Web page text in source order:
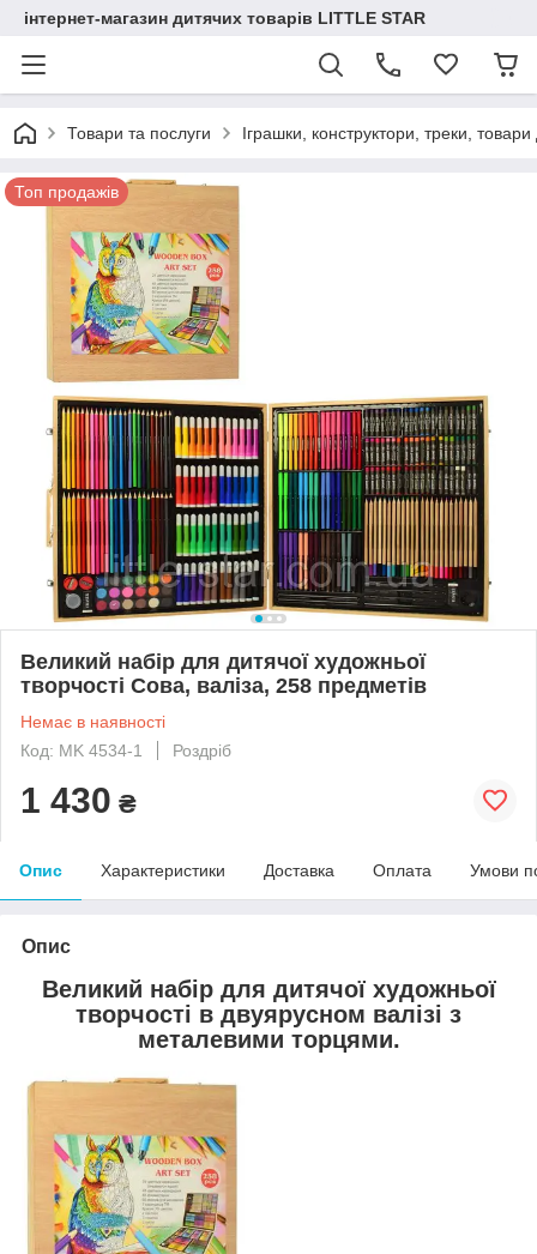
інтернет-магазин дитячих товарів LITTLE STAR
Товари та послуги Іграшки, конструктори, треки, товари
Топ продажів
Великий набір для дитячої художньої
творчості Сова, валіза, 258 предметів
Немає в наявності
Код: MK 4534-1
Роздріб
1 430 ₴
Опис Характеристики Доставка Оплата Умови
Опис
Великий набір для дитячої художньої
творчості в двуярусном валізі з
металевими торцями.